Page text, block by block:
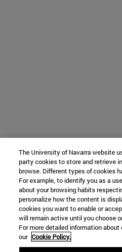
The University of Navarra website
party cookies to store and retrieve
browse. Different types of cookies
For example, to identify you as a
about your browsing habits
personalize how the content is
cookies you want to enable or
will remain active until you choose
For more detailed information
our Cookie Policy.